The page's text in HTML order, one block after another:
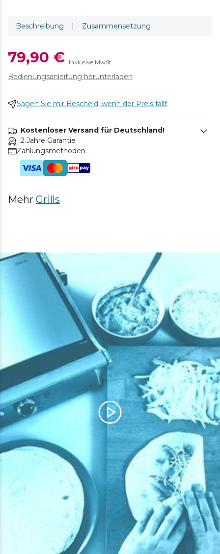
Beschreibung | Zusammensetzung
79,90 € Inklusive MwSt.
Bedienungsanleitung herunterladen
Sagen Sie mir Bescheid, wenn der Preis fällt
Kostenloser Versand für Deutschland!
2 Jahre Garantie
Zahlungsmethoden.
Mehr Grills